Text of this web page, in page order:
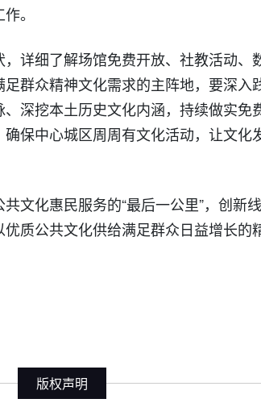
。
详细了解场馆免费开放、社教活动、
群众精神文化需求的主阵地，要深入
深挖本土历史文化内涵，持续做实免
保中心城区周周有文化活动，让文化
文化惠民服务的“最后一公里”，创新
质公共文化供给满足群众日益增长的
版权声明